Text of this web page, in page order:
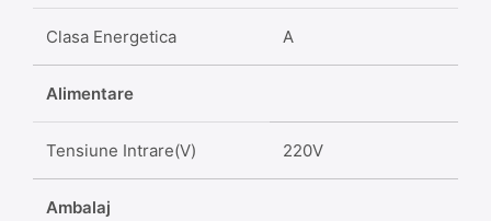
Clasa Energetica A
Alimentare
Tensiune Intrare(V) 220V
Ambalaj